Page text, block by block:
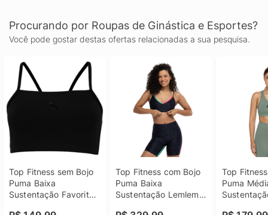
Procurando por Roupas de Ginástica e Esportes?
Você pode gostar destas ofertas relacionadas a sua pesquisa.
Top Fitness sem Bojo
Puma Baixa
Sustentação Favorite
Top Fitness com Bojo
Puma Baixa
Sustentação Lemlem
Top
Puma